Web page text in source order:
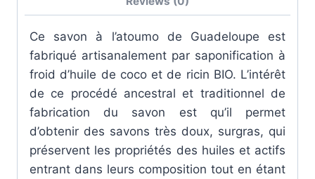
Ce savon à l’atoumo de Guadeloupe est
fabriqué artisanalement par saponification à
froid d’huile de coco et de ricin BIO. L’intérêt
de ce procédé ancestral et traditionnel de
fabrication du savon est qu’il permet
d’obtenir des savons très doux, surgras, qui
préservent les propriétés des huiles et actifs
entrant dans leurs composition tout en étant